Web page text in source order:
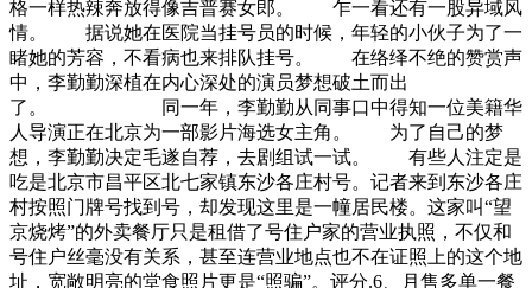
格一样热辣奔放得像吉普赛女郎。 乍一看还有一股异域风
情。 据说她在医院当挂号员的时候，年轻的小伙子为了一
睹她的芳容，不看病也来排队挂号。 在络绎不绝的赞赏声
中，李勤勤深植在内心深处的演员梦想破土而出
了。 同一年，李勤勤从同事口中得知一位美籍华
人导演正在北京为一部影片海选女主角。 为了自己的梦
想，李勤勤决定毛遂自荐，去剧组试一试。 有些人注定是
吃是北京市昌平区北七家镇东沙各庄村号。记者来到东沙各庄
村按照门牌号找到号，却发现这里是一幢居民楼。这家叫“望
京烧烤”的外卖餐厅只是租借了号住户家的营业执照，不仅和
号住户丝毫没有关系，甚至连营业地点也不在证照上的这个地
址，宽敞明亮的堂食照片更是“照骗”。评分.6、月售多单一餐